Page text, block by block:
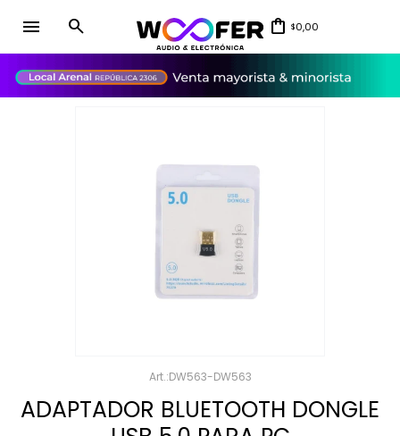
menu $0,00
DW563-DW563
ADAPTADOR BLUETOOTH DONGLE
close